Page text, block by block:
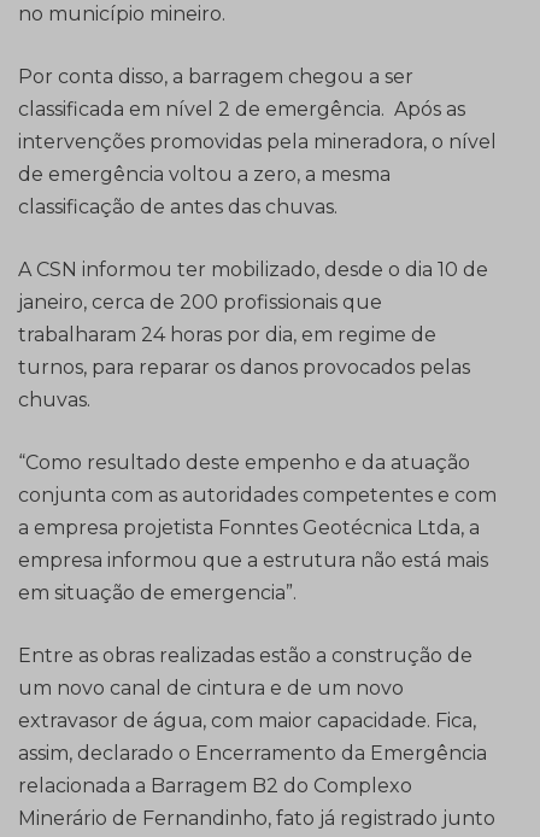
no município mineiro.
Por conta disso, a barragem chegou a ser
classificada em nível 2 de emergência. Após as
intervenções promovidas pela mineradora, o nível
de emergência voltou a zero, a mesma
classificação de antes das chuvas.
A CSN informou ter mobilizado, desde o dia 10 de
janeiro, cerca de 200 profissionais que
trabalharam 24 horas por dia, em regime de
turnos, para reparar os danos provocados pelas
chuvas.
“Como resultado deste empenho e da atuação
conjunta com as autoridades competentes e com
a empresa projetista Fonntes Geotécnica Ltda, a
empresa informou que a estrutura não está mais
em situação de emergencia”.
Entre as obras realizadas estão a construção de
um novo canal de cintura e de um novo
extravasor de água, com maior capacidade. Fica,
assim, declarado o Encerramento da Emergência
relacionada a Barragem B2 do Complexo
Minerário de Fernandinho, fato já registrado junto